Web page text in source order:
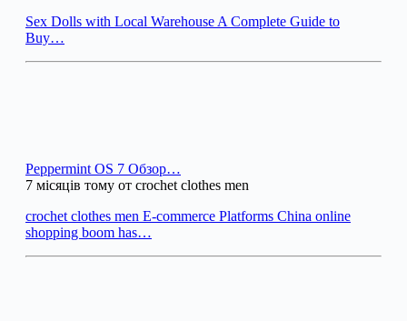
Sex Dolls with Local Warehouse A Complete Guide to
Buy…
Peppermint OS 7 Обзор…
7 місяців тому от crochet clothes men
crochet clothes men E-commerce Platforms China online
shopping boom has…